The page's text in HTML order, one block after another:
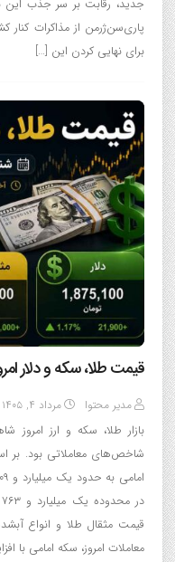
جدید، رقابت بر سر جذب این
پاری‌سن‌ژرمن از مذاکرات
برای نهایی کردن این […]
قیمت طلا، سکه و دلار
مدیر محتوا مرداد ۴, ۱۴۰۵
بازار طلا، سکه و ارز
شاخص‌های معاملاتی بود. بر
قیمت مثقال طلا و انواع
معاملات امروز، سکه امامی با افزایش ۳۴